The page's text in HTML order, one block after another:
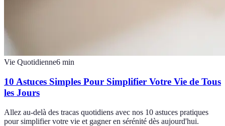
Vie Quotidienne6 min
10 Astuces Simples Pour Simplifier Votre Vie de Tous
les Jours
Allez au-delà des tracas quotidiens avec nos 10 astuces pratiques
pour simplifier votre vie et gagner en sérénité dès aujourd'hui.